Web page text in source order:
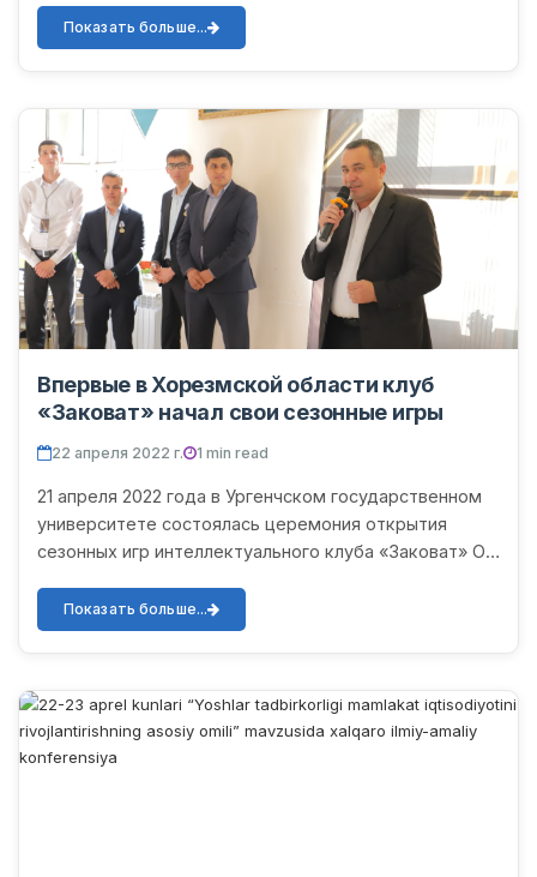
Показать больше...
Впервые в Хорезмской области клуб
«Заковат» начал свои сезонные игры
22 апреля 2022 г. 1 min read
21 апреля 2022 года в Ургенчском государственном
университете состоялась церемония открытия
сезонных игр интеллектуального клуба «Заковат» ОО
первого тура...
Показать больше...